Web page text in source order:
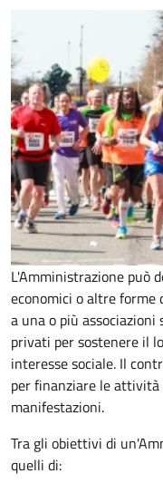
L'Amministrazione può
economici o altre forme
a una o più associazioni
privati per sostenere il
interesse sociale. Il
per finanziare le
manifestazioni.
Tra gli obiettivi di
quelli di: